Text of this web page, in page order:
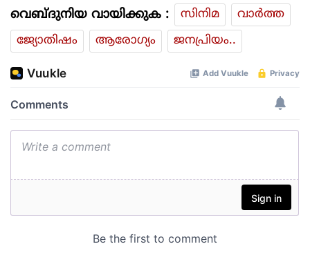
വെബ്ദുനിയ വായിക്കുക : സിനിമ
വാര്‍ത്ത
ജ്യോതിഷം
ആരോഗ്യം ജനപ്രിയം..